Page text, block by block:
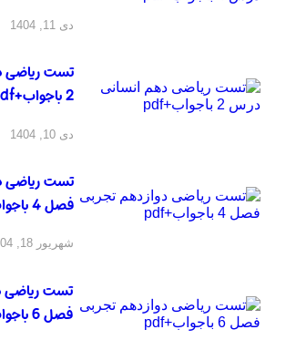
دی 11, 1404
تست ریاضی
2 باجواب+pdf
دی 10, 1404
تست ریاضی
فصل 4 باجواب+pdf
شهریور 18, 1404
تست ریاضی
فصل 6 باجواب+pdf